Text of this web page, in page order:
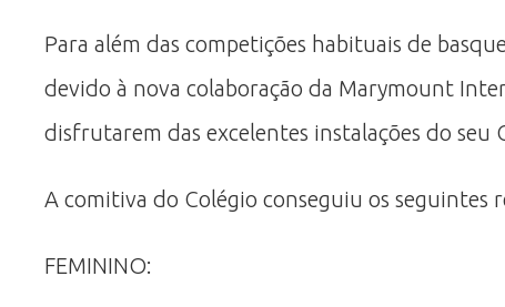
Para além das competições habituais de
devido à nova colaboração da Marymount
disfrutarem das excelentes instalações do seu
A comitiva do Colégio conseguiu os seguintes
FEMININO: